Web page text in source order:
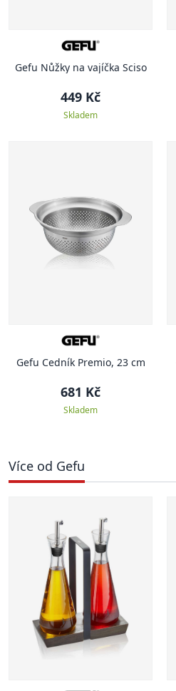
Gefu Nůžky na vajíčka Sciso
449 Kč
Skladem
Gefu Cedník Premio, 23 cm
681 Kč
Skladem
Více od Gefu